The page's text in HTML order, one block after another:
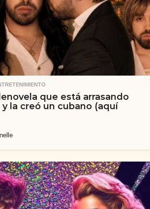
que está arrasando
la creó un cubano (aquí